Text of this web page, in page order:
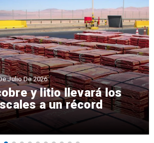
y litio llevará los
a un récord
Julio De 2026